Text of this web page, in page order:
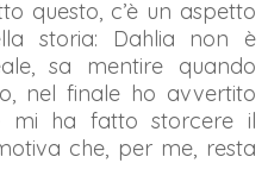
questo, c’è un aspetto
storia: Dahlia non è
sa mentire quando
nel finale ho avvertito
mi ha fatto storcere il
che, per me, resta